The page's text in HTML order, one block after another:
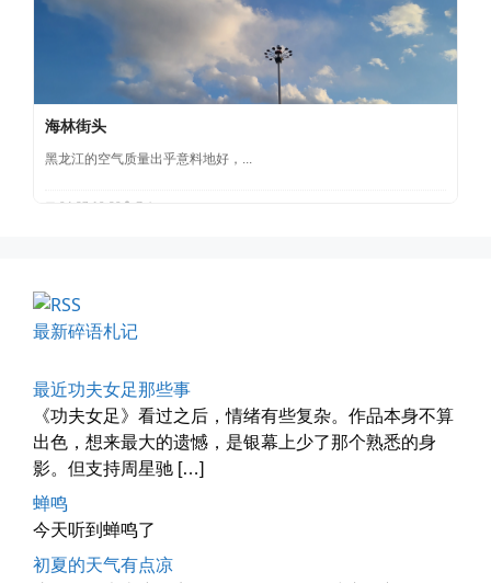
黑龙江的空气质量出乎意料地好，...
📅 04-27 19:30👤 Zairun
从马化腾模仿ICQ的OICQ时...
📅 04-25 21:39👤 Zairun
最新碎语札记
最近功夫女足那些事
《功夫女足》看过之后，情绪有些复杂。作品本身不算
出色，想来最大的遗憾，是银幕上少了那个熟悉的身
影。但支持周星驰 […]
蝉鸣
今天听到蝉鸣了
初夏的天气有点凉